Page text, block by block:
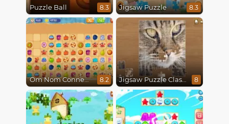
Puzzle Ball 8.3 Jigsaw Puzzle 8.3
Om Nom Connect Classic 8.2 Jigsaw Puzzle Classic 8